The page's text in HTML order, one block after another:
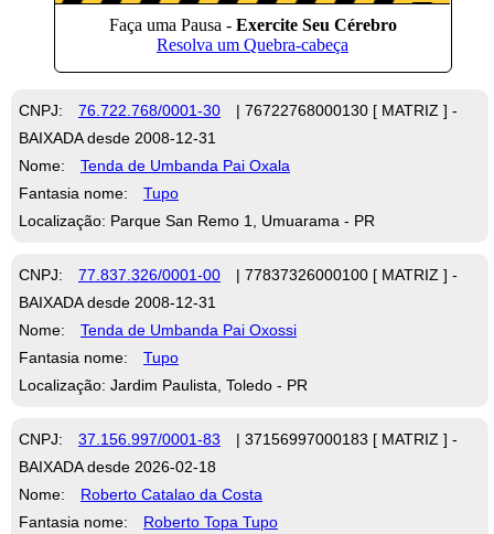
CNPJ: 76.722.768/0001-30
| 76722768000130 [ MATRIZ ] -
BAIXADA desde 2008-12-31
Nome:
Tenda de Umbanda Pai Oxala
Fantasia nome:
Tupo
Localização: Parque San Remo 1, Umuarama - PR
CNPJ: 77.837.326/0001-00
| 77837326000100 [ MATRIZ ] -
BAIXADA desde 2008-12-31
Nome:
Tenda de Umbanda Pai Oxossi
Fantasia nome:
Tupo
Localização: Jardim Paulista, Toledo - PR
CNPJ: 37.156.997/0001-83
| 37156997000183 [ MATRIZ ] -
BAIXADA desde 2026-02-18
Nome:
Roberto Catalao da Costa
Fantasia nome:
Roberto Topa Tupo